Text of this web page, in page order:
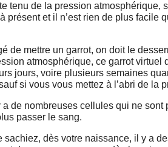
tenu de la pression atmosphérique,
présent et il n’est rien de plus
de mettre un garrot, on doit le
atmosphérique, ce garrot
jours, voire plusieurs semaines
si vous vous mettez à l’abri de la
de nombreuses cellules qui ne
passer le sang.
dès votre naissance, il y a